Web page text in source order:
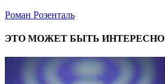
Роман Розенталь
ЭТО МОЖЕТ БЫТЬ ИНТЕРЕСНО